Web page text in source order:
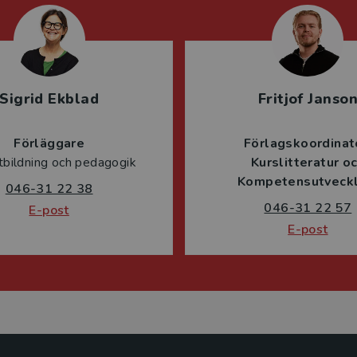
Sigrid Ekblad
Förläggare
och pedagogik
046-31 22 38
E-post
Fritjof Janson
Kurslitteratur
046-31 22 57
E-post